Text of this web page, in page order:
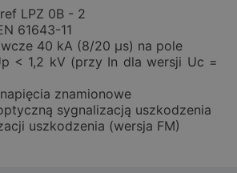
LPZ 0B - 2
61643-11
40 kA (8/20 µs) na pole
< 1,2 kV (przy In dla wersji Uc =
znamionowe
sygnalizacją uszkodzenia
uszkodzenia (wersja FM)